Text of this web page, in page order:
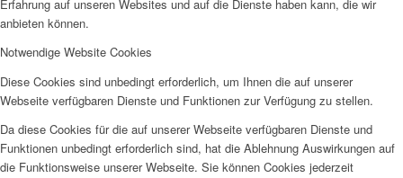
Erfahrung auf unseren Websites und auf die Dienste haben kann, die wir
anbieten können.
Notwendige Website Cookies
Diese Cookies sind unbedingt erforderlich, um Ihnen die auf unserer
Webseite verfügbaren Dienste und Funktionen zur Verfügung zu stellen.
Da diese Cookies für die auf unserer Webseite verfügbaren Dienste und
Funktionen unbedingt erforderlich sind, hat die Ablehnung Auswirkungen auf
die Funktionsweise unserer Webseite. Sie können Cookies jederzeit